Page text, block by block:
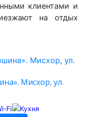
клиентами и
на отдых
Мисхор, ул.